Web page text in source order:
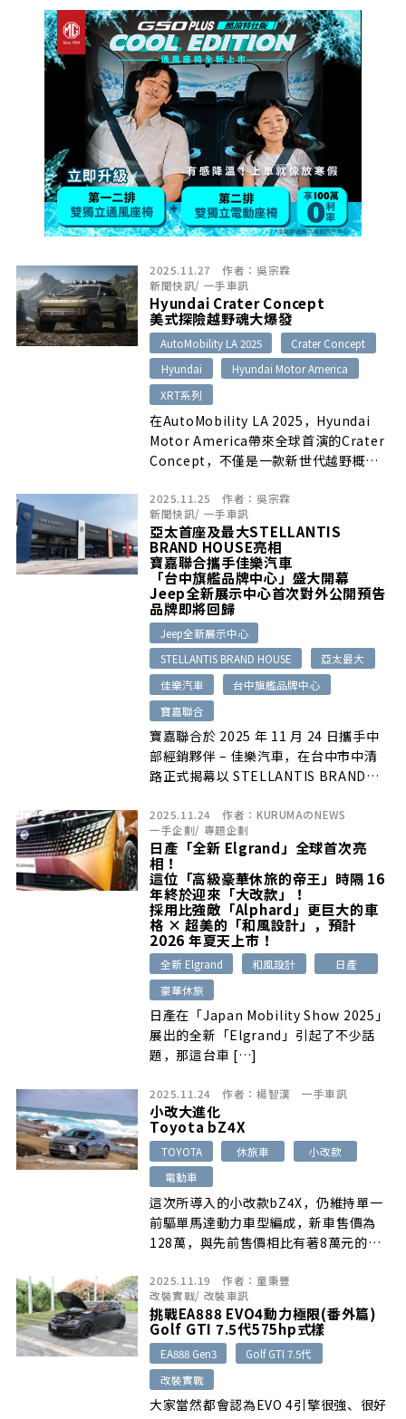
的BC輪圈愛用者，能盡情體驗賽道駕駛
樂趣，特別於台中麗寶賽車場舉辦這場活
動，當天參與車輛數相當多，同時舉辦新
品發表會，使得現場非常熱絡。
2025.11.27 作者： 吳宗霖
新聞快訊/ 一手車訊
Hyundai Crater Concept
美式探險越野魂大爆發
AutoMobility LA 2025
Crater Concept
Hyundai
Hyundai Motor America
XRT系列
在AutoMobility LA 2025，Hyundai
Motor America帶來全球首演的Crater
Concept，不僅是一款新世代越野概念
載具」的詮釋。這款由加州Irvine的
Hyundai America Technical Center
打造的作品，在外型、內裝、越野機能等
層面展現前所未有的探索性。
2025.11.25 作者： 吳宗霖
新聞快訊/ 一手車訊
亞太首座及最大STELLANTIS
BRAND HOUSE亮相
寶嘉聯合攜手佳樂汽車
「台中旗艦品牌中心」盛大開幕
Jeep全新展示中心首次對外公開預告
品牌即將回歸
Jeep全新展示中心
STELLANTIS BRAND HOUSE
亞太最大
佳樂汽車
台中旗艦品牌中心
寶嘉聯合
寶嘉聯合於 2025 年 11 月 24 日攜手中
部經銷夥伴 – 佳樂汽車，在台中市中清
路正式揭幕以 STELLANTIS BRAND
品牌中心」。此據點不僅是亞太區首座依
循 STELLANTIS BRAND HOUSE 標準
建置，也是亞太區最大的多品牌展示中
心，更是少數將 Alfa Romeo、
CITROËN、Jeep、PEUGEOT 四個品牌
完整呈現於單一場域的服務據點。
2025.11.24 作者： KURUMAのNEWS
一手企劃/ 專題企劃
日產「全新 Elgrand」全球首次亮
相！
這位「高級豪華休旅的帝王」時隔 16
年終於迎來「大改款」！
採用比強敵「Alphard」更巨大的車
格 × 超美的「和風設計」，預計
2026 年夏天上市！
全新 Elgrand 和風設計
日產
豪華休旅
日產在「Japan Mobility Show 2025」
展出的全新「Elgrand」引起了不少話
題，那這台車 […]
2025.11.24 作者： 楊智漢 一手車訊
小改大進化
Toyota bZ4X
TOYOTA 休旅車
小改款
電動車
這次所導入的小改款bZ4X，仍維持單一
前驅單馬達動力車型編成，新車售價為
128萬，與先前售價相比有著8萬元的調
款bZ4X，除了擁有煥然一新的車頭樣貌
以及內裝設計之外，在配備上也向上升
級，但最大的變革就是換上更大容量的
74.7kWh電池組，不僅讓動力更加提升
之外，也讓純電最大續航里程從原有
626km一舉增加至743km(NEDC)
2025.11.19 作者： 童秉豐
改裝實戰/ 改裝車訊
挑戰EA888 EVO4動力極限(番外篇)
Golf GTI 7.5代575hp式樣
EA888 Gen3
Golf GTI 7.5代
改裝實戰
大家當然都會認為EVO 4引擎很強、很好